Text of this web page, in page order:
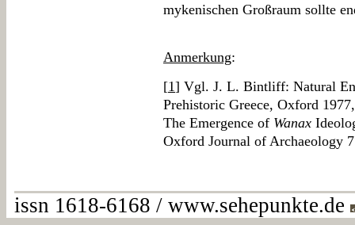
mykenischen Großraum sollte
Anmerkung:
[1] Vgl. J. L. Bintliff: Natural
Prehistoric Greece, Oxford
The Emergence of Wanax
Oxford Journal of Archaeology
issn 1618-6168 / www.sehepunkte.de